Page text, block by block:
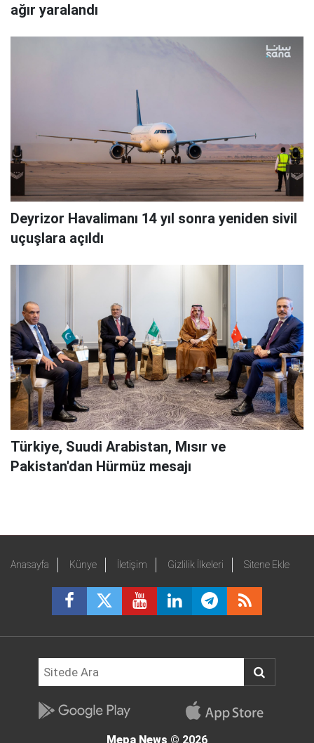
ağır yaralandı
Deyrizor Havalimanı 14 yıl sonra yeniden sivil
uçuşlara açıldı
Türkiye, Suudi Arabistan, Mısır ve
Pakistan'dan Hürmüz mesajı
Anasayfa Künye İletişim Gizlilik İlkeleri Sitene Ekle
Mepa News © 2026